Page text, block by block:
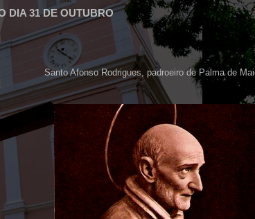
DIA 31 DE OUTUBRO
Santo Afonso Rodrigues, padroeiro de Palma de